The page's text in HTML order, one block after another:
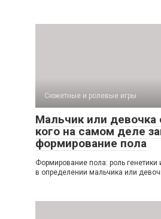
Сюжетные и ролевые игры
Мальчик или девочка
кого на самом деле
формирование пола
Формирование пола: роль генетики
в определении мальчика или